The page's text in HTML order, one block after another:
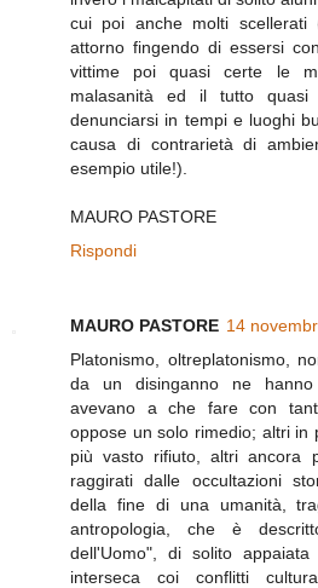
cui poi anche molti
attorno fingendo di essersi
vittime poi quasi certe le
malasanità ed il tutto quasi
denunciarsi in tempi e luoghi
causa di contrarietà di
esempio utile!).
MAURO PASTORE
Rispondi
MAURO PASTORE 14
Platonismo, oltreplatonismo,
da un disinganno ne
avevano a che fare con
oppose un solo rimedio; altri in
più vasto rifiuto, altri ancora
raggirati dalle occultazioni
della fine di una umanità,
antropologia, che è
dell'Uomo", di solito
interseca coi conflitti